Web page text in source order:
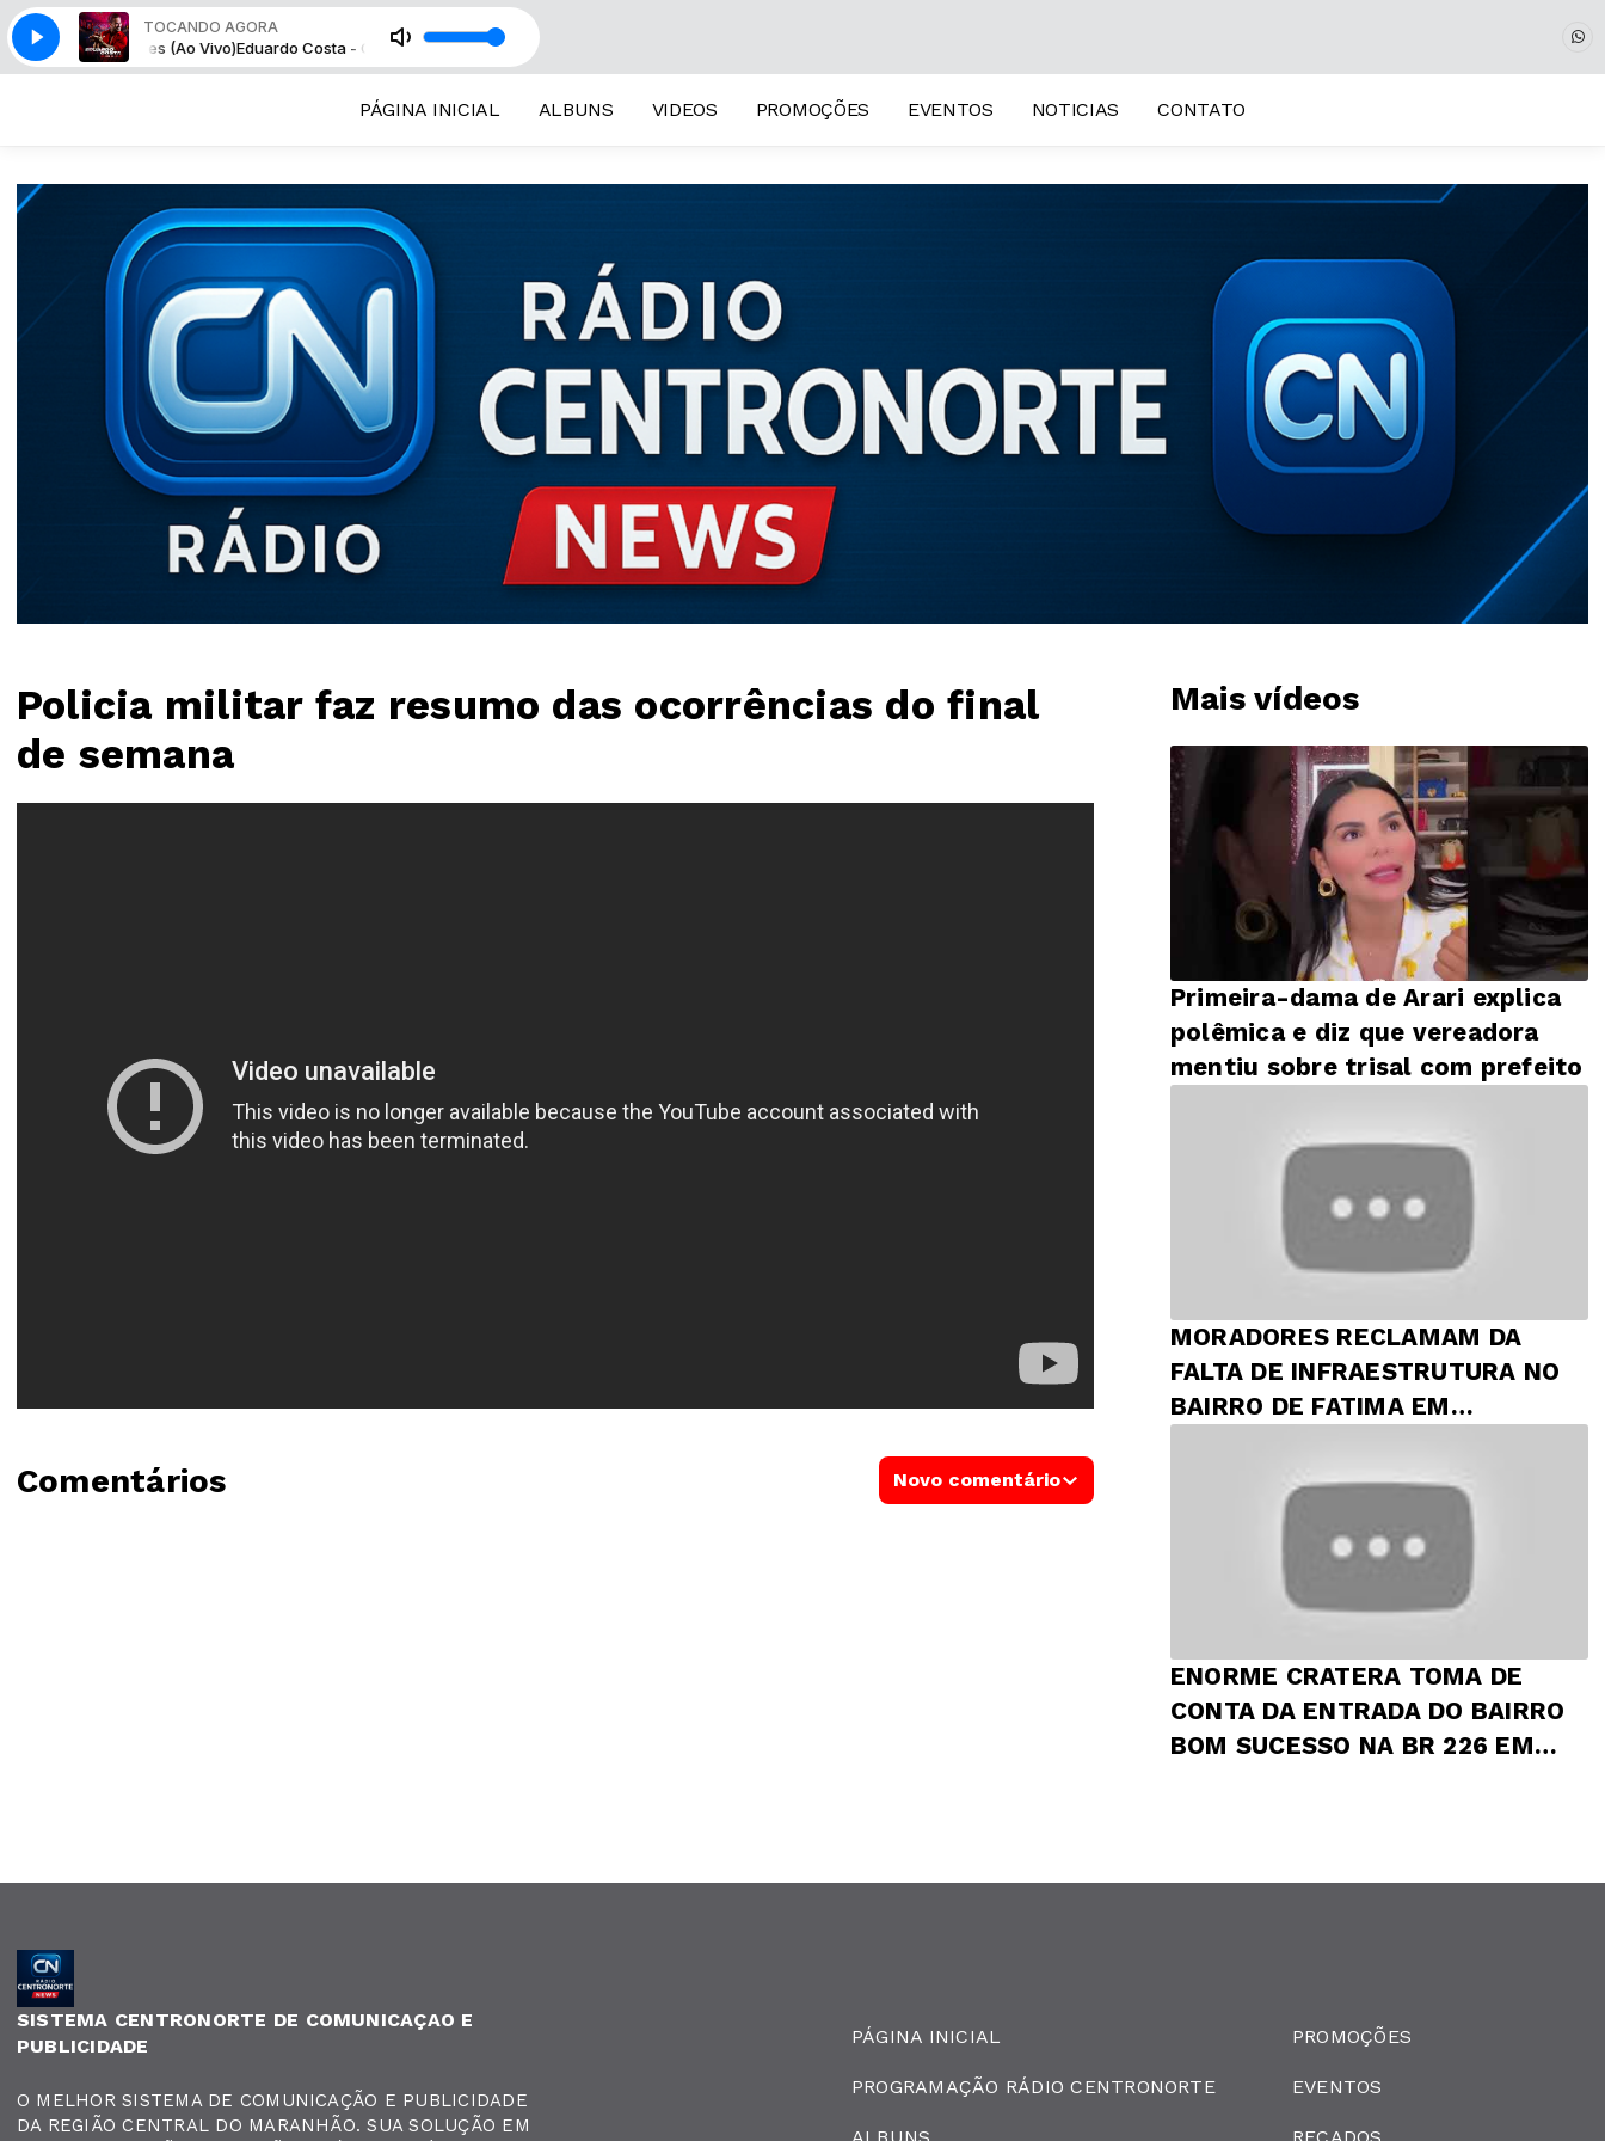
TOCANDO AGORA
Corações (Ao Vivo) Eduardo Costa - Caçador de Corações (Ao Vivo)
PÁGINA INICIAL ALBUNS VIDEOS PROMOÇÕES EVENTOS NOTICIAS CONTATO
Policia militar faz resumo das ocorrências do final
de semana
Mais vídeos
Primeira-dama de Arari explica
polêmica e diz que vereadora
mentiu sobre trisal com prefeito
MORADORES RECLAMAM DA
FALTA DE INFRAESTRUTURA NO
BAIRRO DE FATIMA EM
ENORME CRATERA TOMA DE
CONTA DA ENTRADA DO BAIRRO
BOM SUCESSO NA BR 226 EM
Comentários Novo comentário
SISTEMA CENTRONORTE DE COMUNICAÇAO E
PUBLICIDADE
O MELHOR SISTEMA DE COMUNICAÇÃO E PUBLICIDADE
DA REGIÃO CENTRAL DO MARANHÃO. SUA SOLUÇÃO EM
PÁGINA INICIAL
PROGRAMAÇÃO RÁDIO CENTRONORTE
PROMOÇÕES
EVENTOS